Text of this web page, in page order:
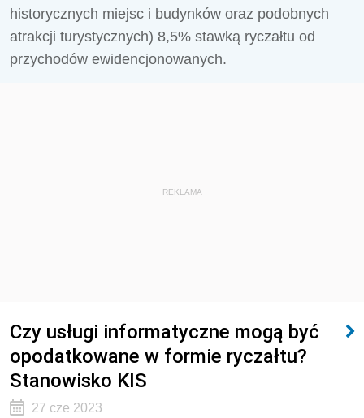
historycznych miejsc i budynków oraz podobnych
atrakcji turystycznych) 8,5% stawką ryczałtu od
przychodów ewidencjonowanych.
REKLAMA
Czy usługi informatyczne mogą być
opodatkowane w formie ryczałtu?
Stanowisko KIS
27 cze 2023